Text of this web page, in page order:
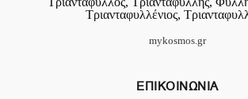
Τριανταφυλλένιος,
mykosmos.gr
ΕΠΙΚΟΙΝΩΝΙΑ